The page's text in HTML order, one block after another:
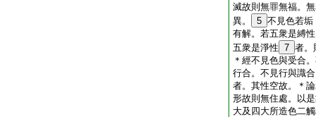
滅故則無罪無福。
異。
5 不見色若垢
有解。若五衆是縛
五衆是淨性 7 者。
＊ 經不見色與受合
行合。不見行與識
者。其性空故。＊ 論
形故則無住處。以
大及四大所造色二